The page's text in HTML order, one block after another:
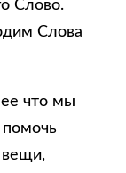
Слово.
Слова
что мы
вещи,